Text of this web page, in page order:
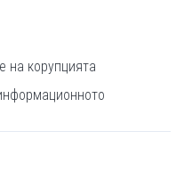
на корупцията